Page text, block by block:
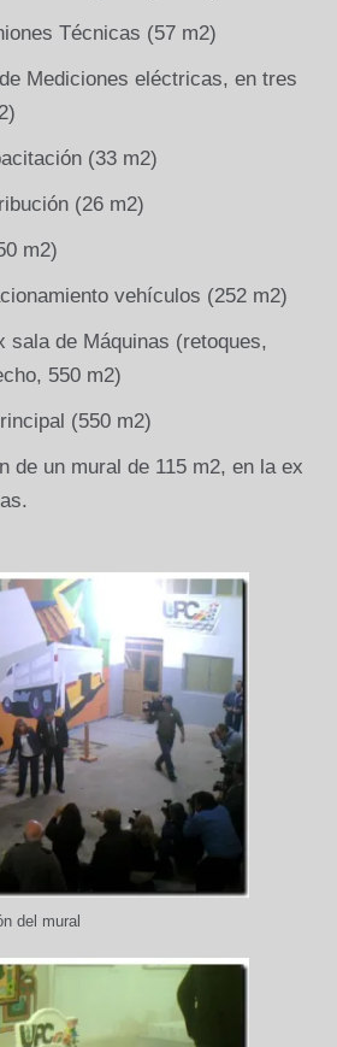
Técnicas (57 m2)
Mediciones eléctricas, en tres
(33 m2)
(26 m2)
m2)
vehículos (252 m2)
sala de Máquinas (retoques,
550 m2)
(550 m2)
de un mural de 115 m2, en la ex
del mural